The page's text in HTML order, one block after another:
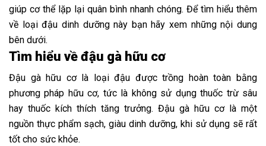
giúp cơ thể lặp lại quân bình nhanh chóng. Để tìm hiểu thêm
về loại đậu dinh dưỡng này bạn hãy xem những nội dung
bên dưới.
Tìm hiểu về đậu gà hữu cơ
Đậu gà hữu cơ là loại đậu được trồng hoàn toàn bằng
phương pháp hữu cơ, tức là không sử dụng thuốc trừ sâu
hay thuốc kích thích tăng trưởng. Đậu gà hữu cơ là một
nguồn thực phẩm sạch, giàu dinh dưỡng, khi sử dụng sẽ rất
tốt cho sức khỏe.